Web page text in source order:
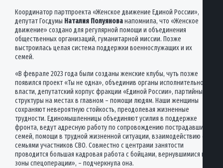
Координатор партпроекта «Женское движение Единой России»,
депутат Госдумы Наталия Полуянованапомнила, что «Женское
движение» создано для регулярной помощи и объединения
общественных организаций, гуманитарной миссии. Позже
выстроилась целая система поддержки военнослужащих и их
семей.
«В феврале 2023 года были созданы женские клубы, чуть позже
появился проект «Ты не одна», объединив органы исполнительной
власти, депутатский корпус фракции «Единой России», партийные
структуры на местах в главном – помощи людям. Наши женщины
сохраняют невероятную стойкость, преодолевая жизненные
трудности. Единомышленницы объединяют усилия в поддержке
фронта, ведут адресную работу по сопровождению пострадавших
семей, помощи в трудной жизненной ситуации, взаимодействию с
семьями участников СВО. Совместно с центрами занятости
проводится большая кадровая работа с бойцами, вернувшимися из
зоны спецоперации», – подчеркнула она.